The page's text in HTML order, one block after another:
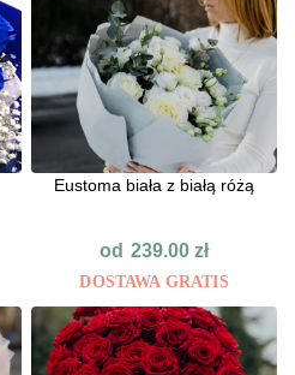
Eustoma biała z białą różą
od 239.00zł
DOSTAWA GRATIS